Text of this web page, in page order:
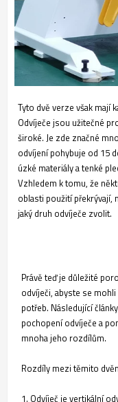
Tyto dvě verze však mají
Odvíječe jsou užitečné
široké. Je zde značné
odvíjení pohybuje od 15
úzké materiály a tenké
Vzhledem k tomu, že
oblasti použití překrývají,
jaký druh odvíječe zvolit.
Právě teď je důležité
odvíječi, abyste se
potřeb. Následující
pochopení odvíječe a
mnoha jeho rozdílům.
Rozdíly mezi těmito
1. Odvíječ je vertikální